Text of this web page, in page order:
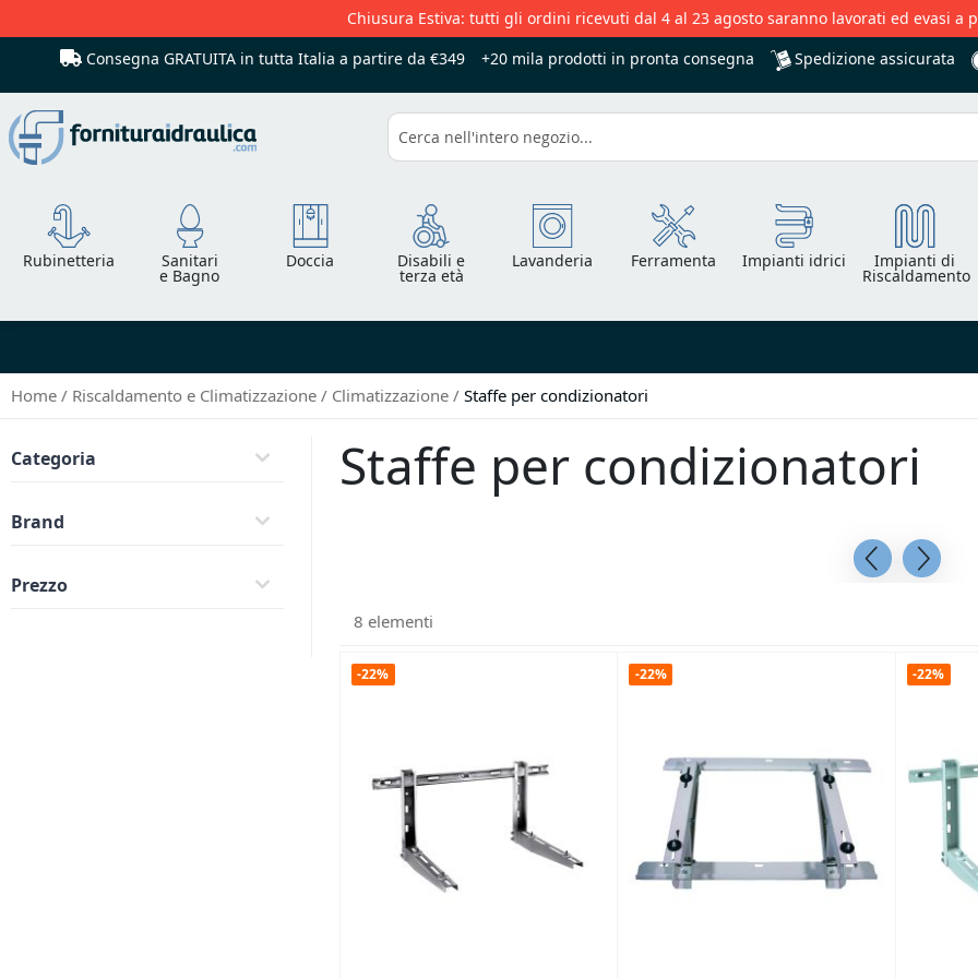
Chiusura Estiva: tutti gli ordini ricevuti dal 4 al 23 agosto saranno lavorati ed evasi a
Consegna GRATUITA in tutta Italia a partire da €349 +20 mila prodotti in pronta consegna Spedizione assicurata
Cerca
Rubinetteria Sanitari
e Bagno
Doccia Disabili e
terza età
Lavanderia Ferramenta Impianti idrici Impianti di
Riscaldamento
Home Riscaldamento e Climatizzazione Climatizzazione Staffe per condizionatori
Staffe per condizionatori
8 elementi
-22% -22% -22%
Categoria
Brand
Prezzo